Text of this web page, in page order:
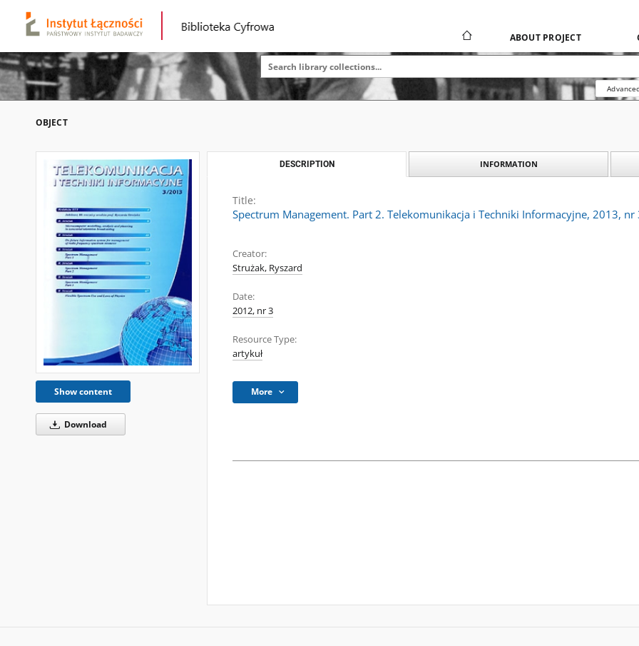
ABOUT PROJECT
OBJECT
Show content
Download
DESCRIPTION INFORMATION
Title:
Spectrum Management. Part 2. Telekomunikacja i Techniki Informacyjne, 2013, nr
Creator:
Strużak, Ryszard
Date:
2012, nr 3
Resource Type:
artykuł
More